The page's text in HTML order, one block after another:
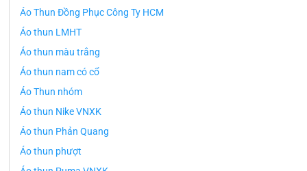
Áo Thun Đồng Phục Công Ty HCM
Áo thun LMHT
Áo thun màu trắng
Áo thun nam có cổ
Áo Thun nhóm
Áo thun Nike VNXK
Áo thun Phản Quang
Áo thun phượt